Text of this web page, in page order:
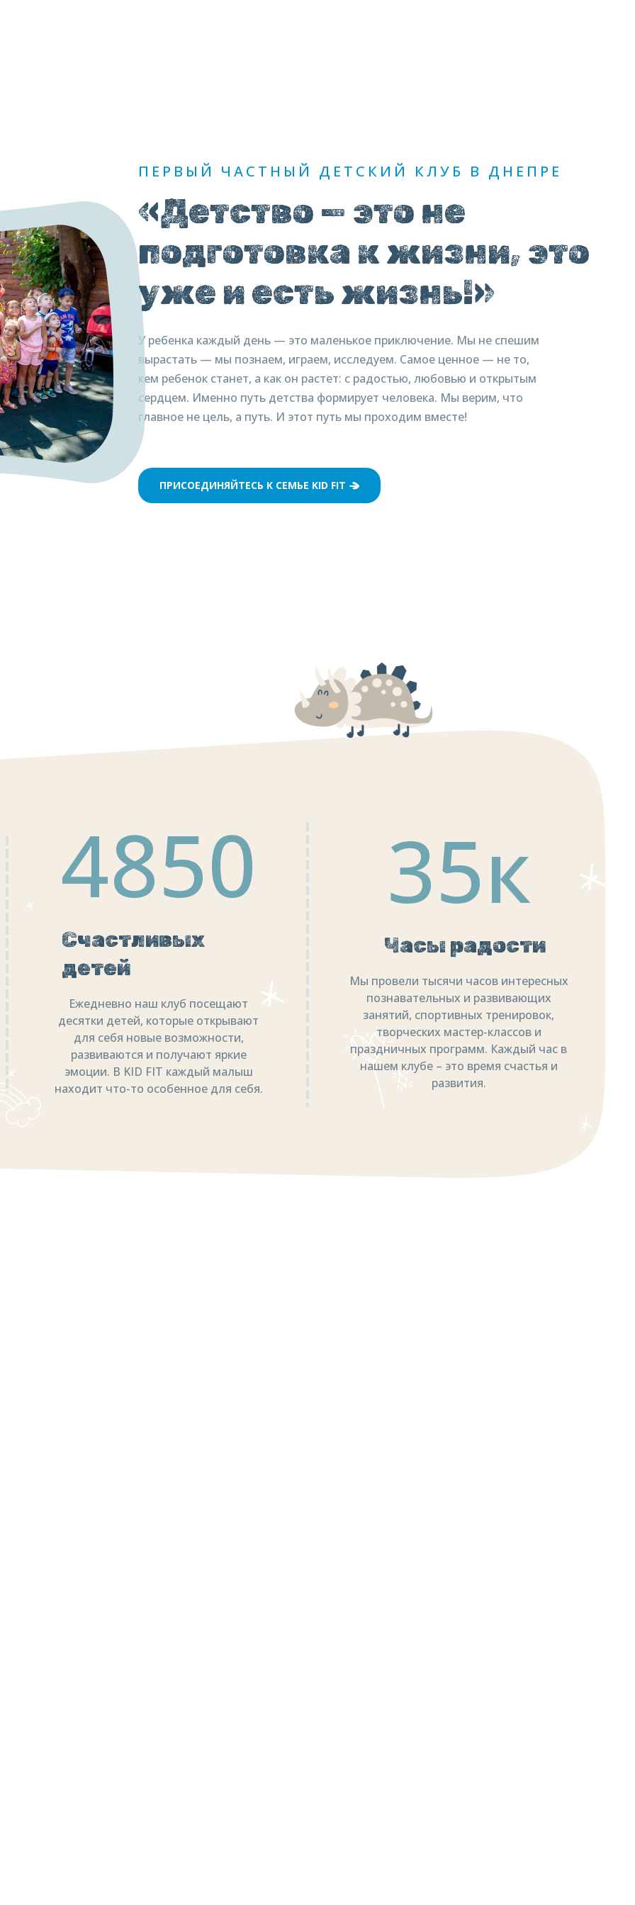
ПЕРВЫЙ ЧАСТНЫЙ ДЕТСКИЙ КЛУБ В ДНЕПРЕ
«Детство — это не
подготовка к жизни, это
уже и есть жизнь!»
У ребенка каждый день — это маленькое приключение. Мы не спешим
вырастать — мы познаем, играем, исследуем. Самое ценное — не то,
кем ребенок станет, а как он растет: с радостью, любовью и открытым
сердцем. Именно путь детства формирует человека. Мы верим, что
главное не цель, а путь. И этот путь мы проходим вместе!
ПРИСОЕДИНЯЙТЕСЬ К СЕМЬЕ KID FIT
4850
Счастливых
детей
Ежедневно наш клуб посещают
десятки детей, которые открывают
для себя новые возможности,
развиваются и получают яркие
эмоции. В KID FIT каждый малыш
находит что-то особенное для себя.
35к
Часы радости
Мы провели тысячи часов интересных
познавательных и развивающих
занятий, спортивных тренировок,
творческих мастер-классов и
праздничных программ. Каждый час в
нашем клубе – это время счастья и
развития.